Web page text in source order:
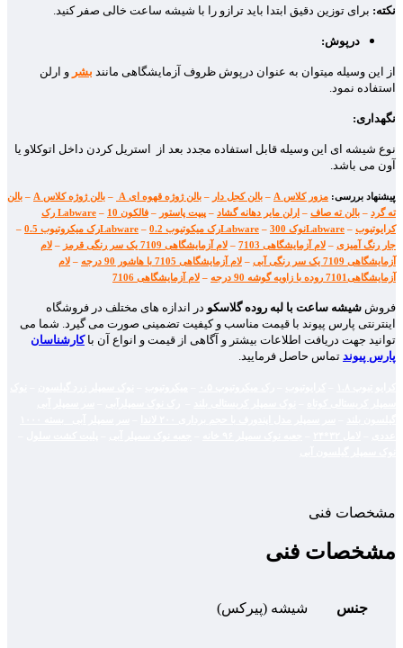
نکته: برای توزین دقیق ابتدا باید ترازو را با شیشه ساعت خالی صفر کنید.
درپوش:
از این وسیله میتوان به عنوان درپوش ظروف آزمایشگاهی مانند بشر و ارلن
استفاده نمود.
نگهداری:
نوع شیشه ای این وسیله قابل استفاده مجدد بعد از استریل کردن داخل اتوکلاو یا
آون می باشد.
پیشنهاد بررسی: مزور کلاس A – بالن کجل دار – بالن ژوژه قهوه ای A – بالن ژوژه کلاس A – بالن
ته گرد – بالن ته صاف – ارلن مایر دهانه گشاد – پیپت پاستور – فالکون 10 –
Labware رک
کرایوتیوب – Labwareنوک 300 – Labwareرک میکوتیوب 0.2 – Labwareرک میکروتیوب 0.5
–
جار رنگ آمیزی – لام آزمایشگاهی 7103 – لام آزمایشگاهی 7109 یک سر رنگی قرمز – لام
آزمایشگاهی 7109 یک سر رنگی آبی
– لام آزمایشگاهی 7105 با هاشور 90 درجه – لام
آزمایشگاهی7101 روده با زاویه گوشه 90 درجه
– لام آزمایشگاهی 7106
فروش شیشه ساعت با لبه روده گلاسکو در اندازه های مختلف در فروشگاه
اینترنتی پارس پیوند با قیمت مناسب و کیفیت تضمینی صورت می گیرد. شما می
توانید جهت دریافت اطلاعات بیشتر و آگاهی از قیمت و انواع آن باکارشناسان
پارس پیوند تماس حاصل فرمایید.
مشخصات فنی
مشخصات فنی
جنس شیشه (پیرکس)